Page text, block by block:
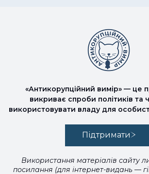
«Антикорупційний вимір» — це
викриває спроби політиків та
використовувати владу для
Підтримати
Використання матеріалів сайту
посилання (для інтернет-видань —